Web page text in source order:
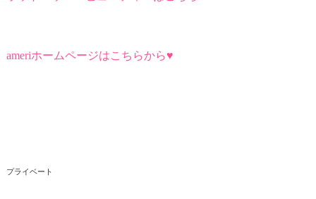
ameriホームページはこちらから♥
プライベート